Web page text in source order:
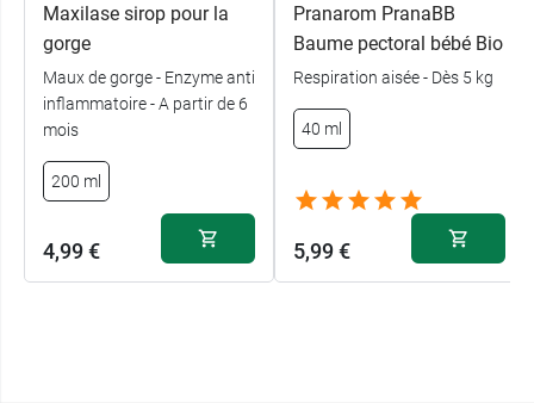
Maxilase sirop pour la
gorge
Maux de gorge - Enzyme anti
inflammatoire - A partir de 6
mois
200 ml
4,99 €
Pranarom PranaBB
Baume pectoral bébé Bio
Respiration aisée - Dès 5 kg
40 ml
5,99 €